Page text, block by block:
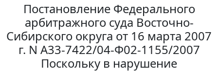
Постановление Федерального
арбитражного суда Восточно-
Сибирского округа от 16 марта 2007
г. N А33-7422/04-Ф02-1155/2007
Поскольку в нарушение